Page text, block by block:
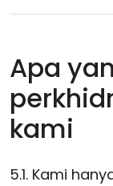
Apa
kami
5.1. Kami